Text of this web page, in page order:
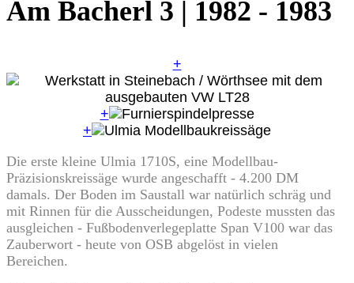
Am Bacherl 3 | 1982 - 1983
+
+
+
Die erste kleine Ulmia 1710S, eine Modellbau-
Präzisionskreissäge wurde angeschafft - 4.200 DM
damals. Der Boden im Saustall war natürlich schräg und
mit Rinnen für die Ausscheidungen, Podeste mussten das
ausgleichen - Fußbodenverlegeplatte Span V100 war das
Zauberwort - heute von OSB abgelöst in vielen
Bereichen.